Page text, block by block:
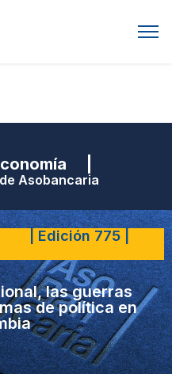
|
Asobancaria
| Edición 775 |
las guerras
de política en